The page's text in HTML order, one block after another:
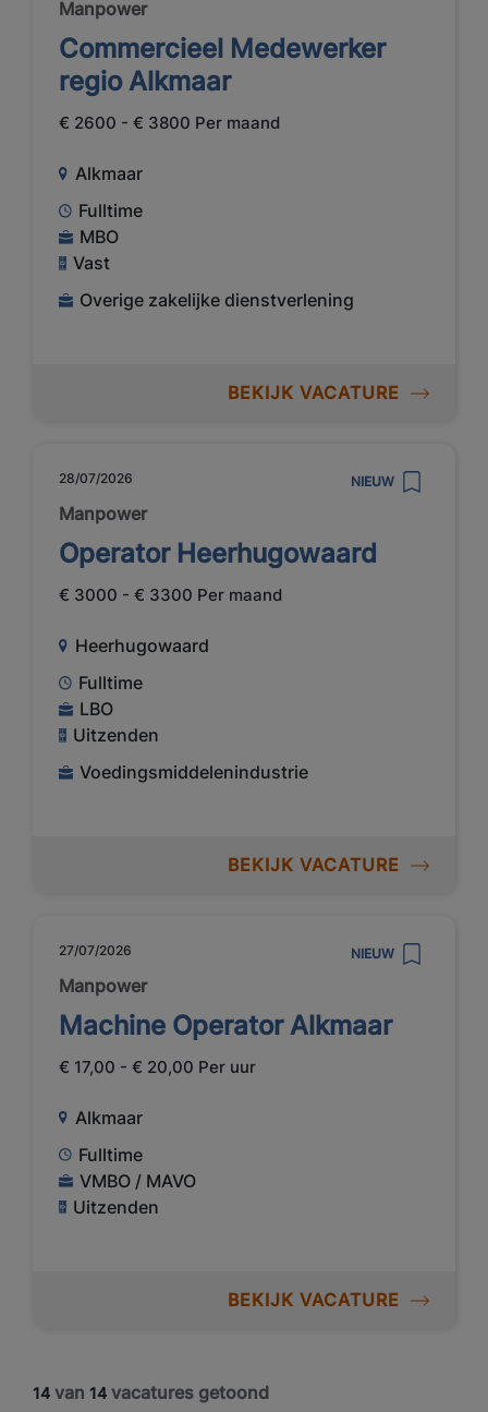
Manpower
Commercieel Medewerker
regio Alkmaar
€ 2600 - € 3800 Per maand
Alkmaar
Fulltime
MBO
Vast
Overige zakelijke dienstverlening
BEKIJK VACATURE
28/07/2026 NIEUW
Manpower
Operator Heerhugowaard
€ 3000 - € 3300 Per maand
Heerhugowaard
Fulltime
LBO
Uitzenden
Voedingsmiddelenindustrie
BEKIJK VACATURE
27/07/2026 NIEUW
Manpower
Machine Operator Alkmaar
€ 17,00 - € 20,00 Per uur
Alkmaar
Fulltime
VMBO / MAVO
Uitzenden
BEKIJK VACATURE
14 van 14 vacatures getoond